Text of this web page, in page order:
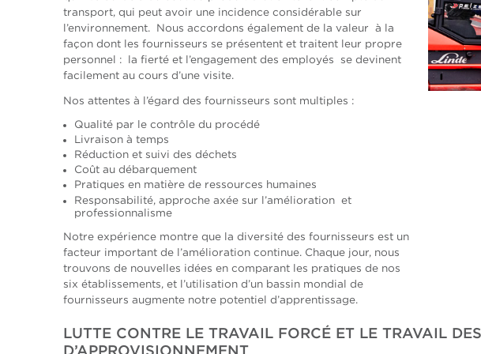
transport, qui peut avoir une incidence considérable sur
l’environnement. Nous accordons également de la valeur à la
façon dont les fournisseurs se présentent et traitent leur propre
personnel : la fierté et l’engagement des employés se devinent
facilement au cours d’une visite.
Nos attentes à l’égard des fournisseurs sont multiples :
Qualité par le contrôle du procédé
Livraison à temps
Réduction et suivi des déchets
Coût au débarquement
Pratiques en matière de ressources humaines
Responsabilité, approche axée sur l’amélioration et
professionnalisme
Notre expérience montre que la diversité des fournisseurs est un
facteur important de l’amélioration continue. Chaque jour, nous
trouvons de nouvelles idées en comparant les pratiques de nos
six établissements, et l’utilisation d’un bassin mondial de
fournisseurs augmente notre potentiel d’apprentissage.
LUTTE CONTRE LE TRAVAIL FORCÉ ET LE TRAVAIL